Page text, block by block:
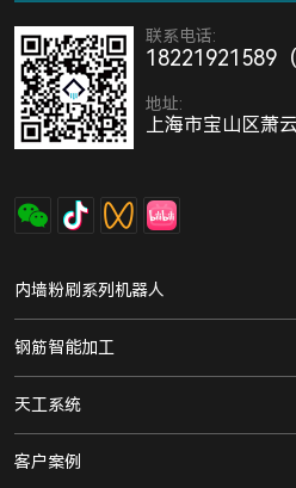
联系电话:
18221921589
地址:
上海市宝山区萧
内墙粉刷系列机器人
钢筋智能加工
天工系统
客户案例